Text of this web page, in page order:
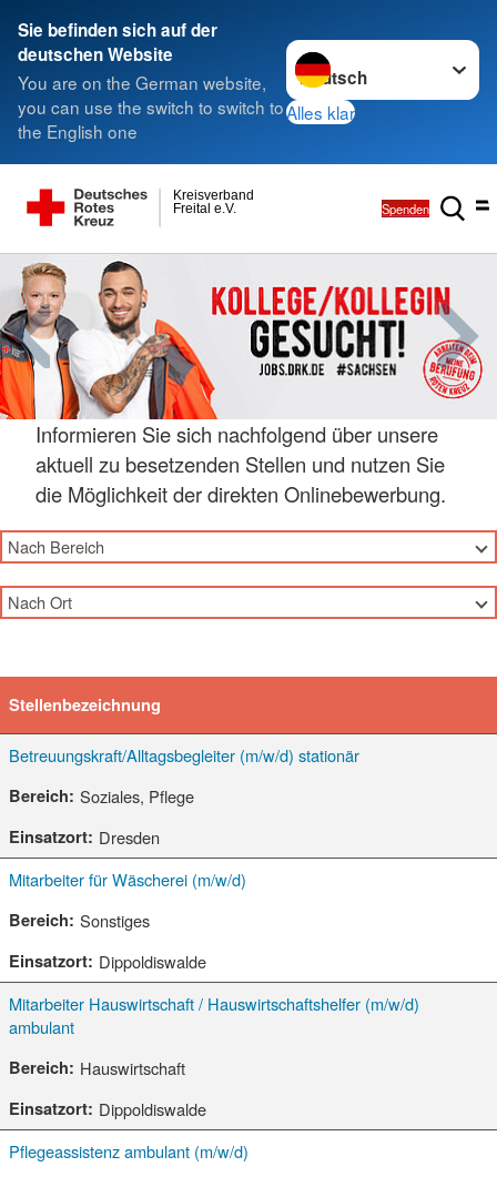
Sie befinden sich auf der
deutschen Website
You are on the German website,
you can use the switch to switch to
the English one
Sprache wechseln zu
Alles klar
Freital e.V.
Kreisverband
Spenden
Informieren Sie sich nachfolgend über unsere
aktuell zu besetzenden Stellen und nutzen Sie
die Möglichkeit der direkten Onlinebewerbung.
Nach Bereich
Ausbildung
Hauswirtschaft
Rettungsdienst
Sonstiges
Technik
Verwaltung
Nach Ort
Dresden
Heidenau
Kamenz
Wilsdruff
Stellenbezeichnung
Betreuungskraft/Alltagsbegleiter (m/w/d) stationär
Soziales, Pflege
Dresden
Mitarbeiter für Wäscherei (m/w/d)
Sonstiges
Dippoldiswalde
Mitarbeiter Hauswirtschaft / Hauswirtschaftshelfer (m/w/d)
ambulant
Hauswirtschaft
Dippoldiswalde
Pflegeassistenz ambulant (m/w/d)